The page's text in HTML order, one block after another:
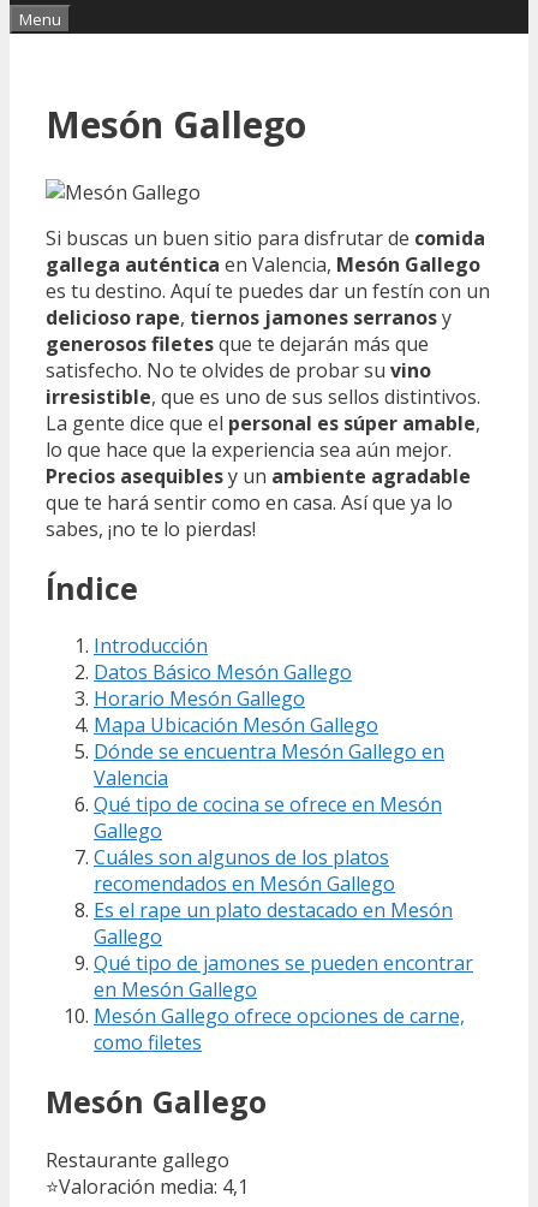
Menu
Mesón Gallego
Si buscas un buen sitio para disfrutar de comida
gallega auténtica en Valencia, Mesón Gallego
es tu destino. Aquí te puedes dar un festín con un
delicioso rape, tiernos jamones serranosy
generosos filetesque te dejarán más que
satisfecho. No te olvides de probar su vino
irresistible, que es uno de sus sellos distintivos.
La gente dice que el personal es súper amable,
lo que hace que la experiencia sea aún mejor.
Precios asequiblesy un ambiente agradable
que te hará sentir como en casa. Así que ya lo
sabes, ¡no te lo pierdas!
Índice
Introducción
Datos Básico Mesón Gallego
Horario Mesón Gallego
Mapa Ubicación Mesón Gallego
Dónde se encuentra Mesón Gallego en
Valencia
Qué tipo de cocina se ofrece en Mesón
Gallego
Cuáles son algunos de los platos
recomendados en Mesón Gallego
Es el rape un plato destacado en Mesón
Gallego
Qué tipo de jamones se pueden encontrar
en Mesón Gallego
Mesón Gallego ofrece opciones de carne,
como filetes
Mesón Gallego
Restaurante gallego
⭐Valoración media: 4,1